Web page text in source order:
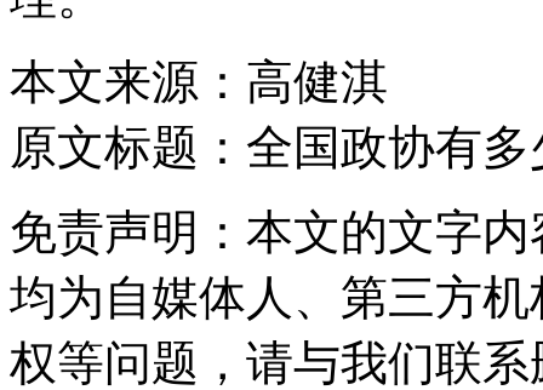
本文来源：高健淇
原文标题： 全国政协有
免责声明：本文的文字
均为自媒体人、第三方
权等问题，请与我们联